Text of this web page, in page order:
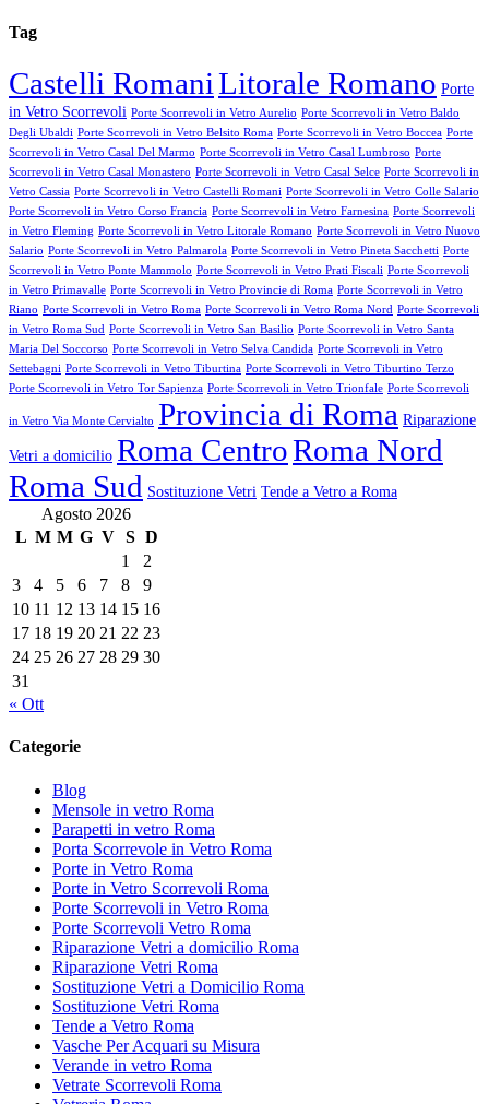
Tag
Castelli RomaniLitorale Romano Porte
in Vetro Scorrevoli Porte Scorrevoli in Vetro Aurelio Porte Scorrevoli in Vetro Baldo
Degli Ubaldi Porte Scorrevoli in Vetro Belsito Roma Porte Scorrevoli in Vetro Boccea Porte
Scorrevoli in Vetro Casal Del Marmo Porte Scorrevoli in Vetro Casal Lumbroso Porte
Scorrevoli in Vetro Casal Monastero Porte Scorrevoli in Vetro Casal Selce Porte Scorrevoli in
Vetro Cassia Porte Scorrevoli in Vetro Castelli Romani Porte Scorrevoli in Vetro Colle Salario
Porte Scorrevoli in Vetro Corso Francia Porte Scorrevoli in Vetro Farnesina Porte Scorrevoli
in Vetro Fleming Porte Scorrevoli in Vetro Litorale Romano Porte Scorrevoli in Vetro Nuovo
Salario Porte Scorrevoli in Vetro Palmarola Porte Scorrevoli in Vetro Pineta Sacchetti Porte
Scorrevoli in Vetro Ponte Mammolo Porte Scorrevoli in Vetro Prati Fiscali Porte Scorrevoli
in Vetro Primavalle Porte Scorrevoli in Vetro Provincie di Roma Porte Scorrevoli in Vetro
Riano Porte Scorrevoli in Vetro Roma Porte Scorrevoli in Vetro Roma Nord Porte Scorrevoli
in Vetro Roma Sud Porte Scorrevoli in Vetro San Basilio Porte Scorrevoli in Vetro Santa
Maria Del Soccorso Porte Scorrevoli in Vetro Selva Candida Porte Scorrevoli in Vetro
Settebagni Porte Scorrevoli in Vetro Tiburtina Porte Scorrevoli in Vetro Tiburtino Terzo
Porte Scorrevoli in Vetro Tor Sapienza Porte Scorrevoli in Vetro Trionfale Porte Scorrevoli
in Vetro Via Monte Cervialto Provincia di Roma Riparazione
Vetri a domicilio Roma CentroRoma Nord
Roma Sud Sostituzione Vetri Tende a Vetro a Roma
Agosto 2026
L M M G V S D
1
2
3
4 5 6 7 8
9
10 11 12 13 14 15 16
17 18 19 20 21 22 23
24 25 26 27 28 29 30
31
« Ott
Categorie
Blog
Mensole in vetro Roma
Parapetti in vetro Roma
Porta Scorrevole in Vetro Roma
Porte in Vetro Roma
Porte in Vetro Scorrevoli Roma
Porte Scorrevoli in Vetro Roma
Porte Scorrevoli Vetro Roma
Riparazione Vetri a domicilio Roma
Riparazione Vetri Roma
Sostituzione Vetri a Domicilio Roma
Sostituzione Vetri Roma
Tende a Vetro Roma
Vasche Per Acquari su Misura
Verande in vetro Roma
Vetrate Scorrevoli Roma